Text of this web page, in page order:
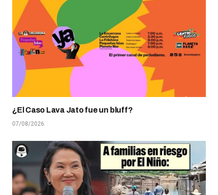
¿El Caso Lava Jato fue un bluff?
07/08/2026